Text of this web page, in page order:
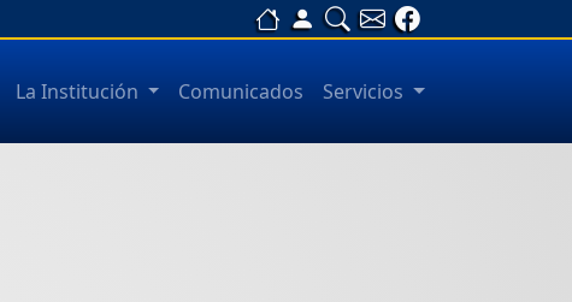
La Institución Comunicados Servicios